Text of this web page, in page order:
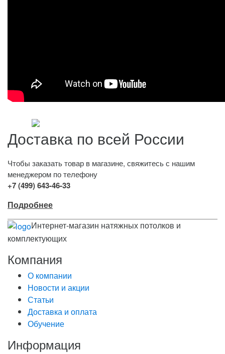
Доставка по всей России
Чтобы заказать товар в магазине, свяжитесь с нашим
менеджером по телефону
+7 (499) 643-46-33
Подробнее
Интернет-магазин натяжных потолков и
комплектующих
Компания
О компании
Новости и акции
Статьи
Доставка и оплата
Обучение
Информация